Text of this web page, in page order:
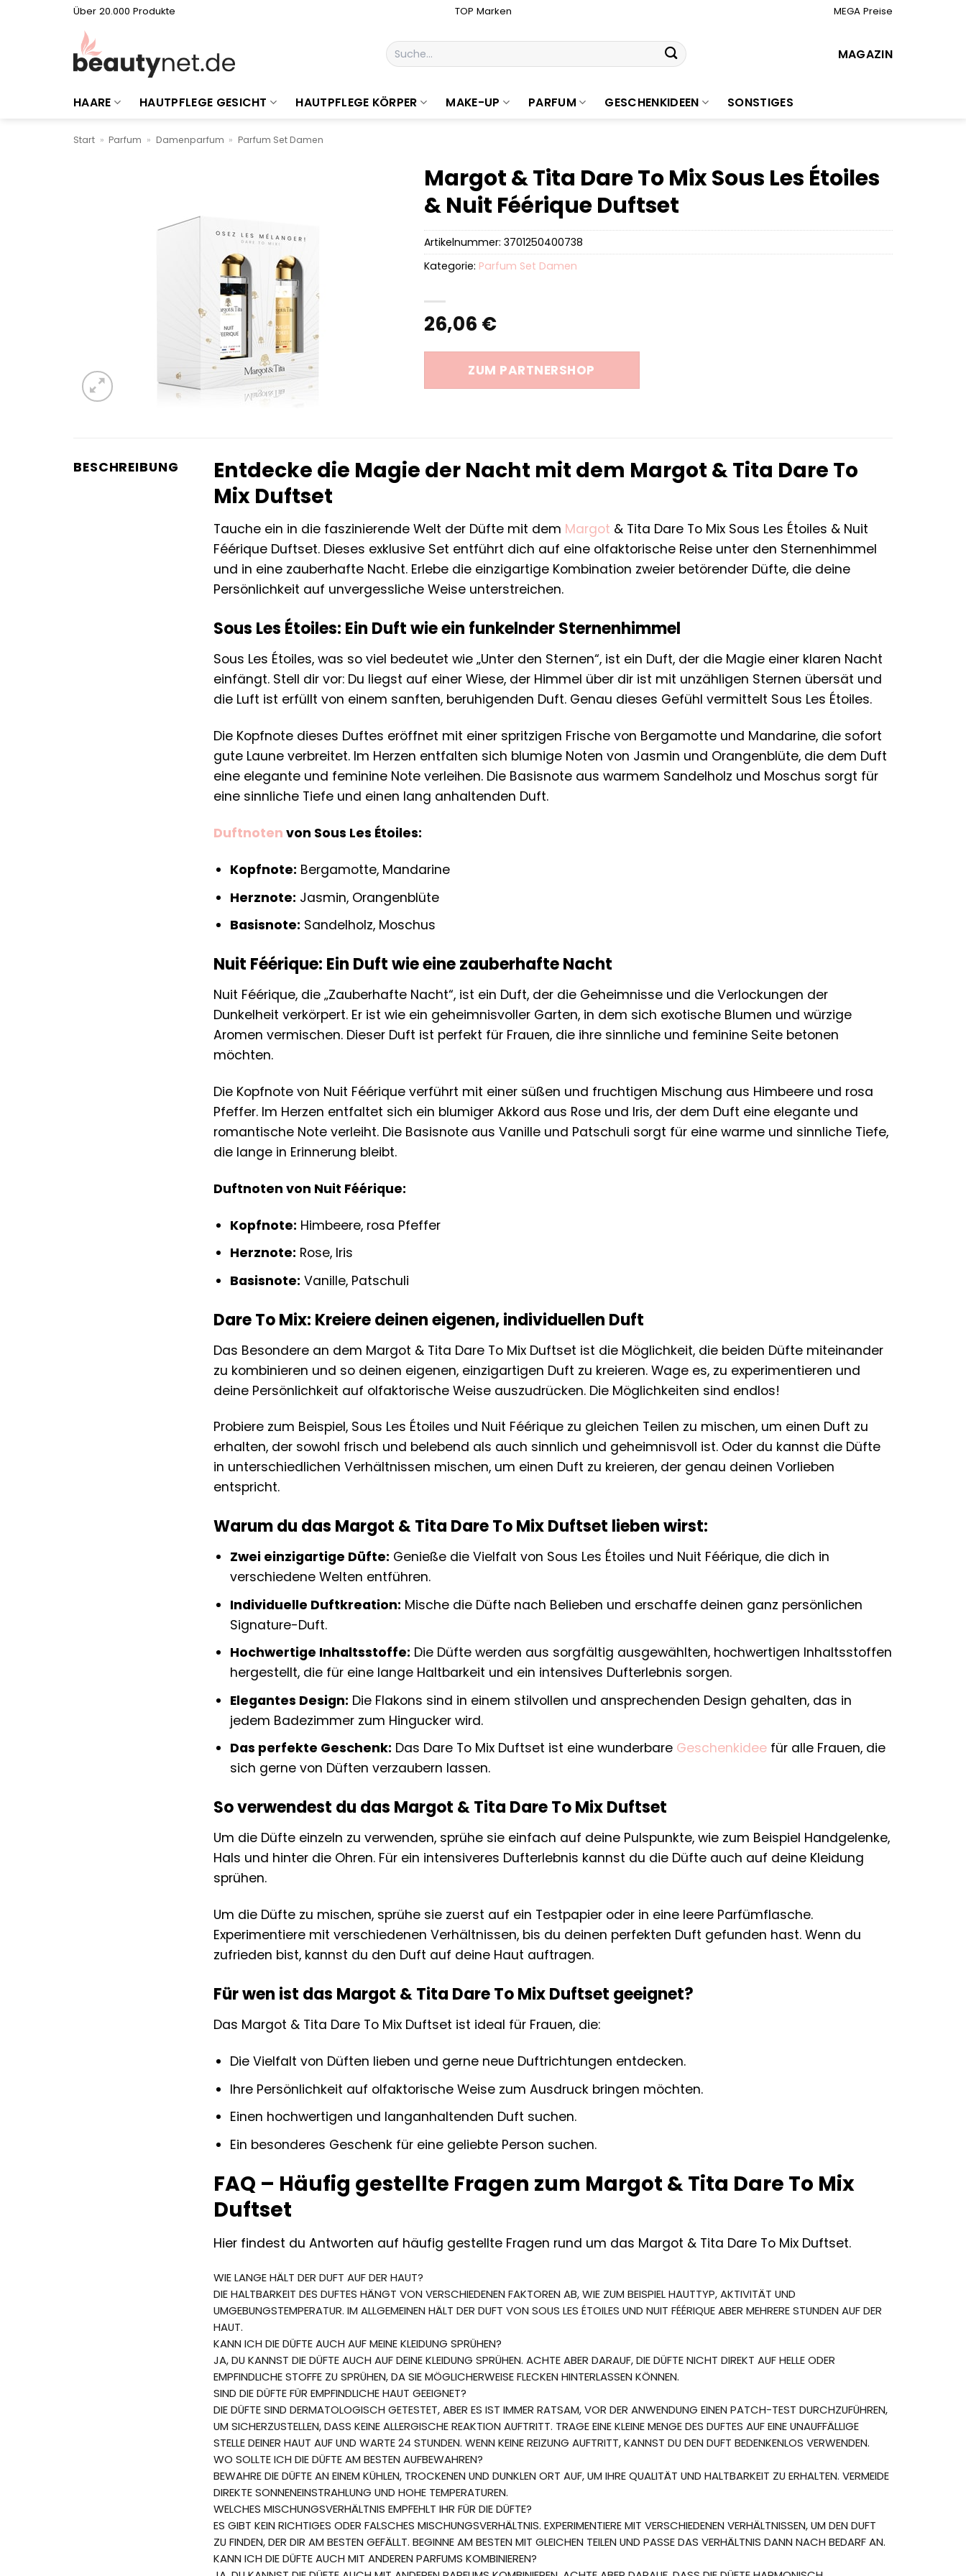
Über 20.000 Produkte TOP Marken MEGA Preise
Suchen
nach:
MAGAZIN
HAARE HAUTPFLEGE GESICHT HAUTPFLEGE KÖRPER MAKE-UP PARFUM GESCHENKIDEEN SONSTIGES
Start » Parfum » Damenparfum » Parfum Set Damen
Margot & Tita Dare To Mix Sous Les Étoiles
& Nuit Féérique Duftset
26,06 €
ZUM PARTNERSHOP
Artikelnummer: 3701250400738
Kategorie: Parfum Set Damen
BESCHREIBUNG
Entdecke die Magie der Nacht mit dem Margot & Tita Dare To
Mix Duftset
Tauche ein in die faszinierende Welt der Düfte mit dem Margot & Tita Dare To Mix Sous Les Étoiles & Nuit
Féérique Duftset. Dieses exklusive Set entführt dich auf eine olfaktorische Reise unter den Sternenhimmel
und in eine zauberhafte Nacht. Erlebe die einzigartige Kombination zweier betörender Düfte, die deine
Persönlichkeit auf unvergessliche Weise unterstreichen.
Sous Les Étoiles: Ein Duft wie ein funkelnder Sternenhimmel
Sous Les Étoiles, was so viel bedeutet wie „Unter den Sternen“, ist ein Duft, der die Magie einer klaren Nacht
einfängt. Stell dir vor: Du liegst auf einer Wiese, der Himmel über dir ist mit unzähligen Sternen übersät und
die Luft ist erfüllt von einem sanften, beruhigenden Duft. Genau dieses Gefühl vermittelt Sous Les Étoiles.
Die Kopfnote dieses Duftes eröffnet mit einer spritzigen Frische von Bergamotte und Mandarine, die sofort
gute Laune verbreitet. Im Herzen entfalten sich blumige Noten von Jasmin und Orangenblüte, die dem Duft
eine elegante und feminine Note verleihen. Die Basisnote aus warmem Sandelholz und Moschus sorgt für
eine sinnliche Tiefe und einen lang anhaltenden Duft.
Duftnoten von Sous Les Étoiles:
Kopfnote: Bergamotte, Mandarine
Herznote: Jasmin, Orangenblüte
Basisnote: Sandelholz, Moschus
Nuit Féérique: Ein Duft wie eine zauberhafte Nacht
Nuit Féérique, die „Zauberhafte Nacht“, ist ein Duft, der die Geheimnisse und die Verlockungen der
Dunkelheit verkörpert. Er ist wie ein geheimnisvoller Garten, in dem sich exotische Blumen und würzige
Aromen vermischen. Dieser Duft ist perfekt für Frauen, die ihre sinnliche und feminine Seite betonen
möchten.
Die Kopfnote von Nuit Féérique verführt mit einer süßen und fruchtigen Mischung aus Himbeere und rosa
Pfeffer. Im Herzen entfaltet sich ein blumiger Akkord aus Rose und Iris, der dem Duft eine elegante und
romantische Note verleiht. Die Basisnote aus Vanille und Patschuli sorgt für eine warme und sinnliche Tiefe,
die lange in Erinnerung bleibt.
Duftnoten von Nuit Féérique:
Kopfnote: Himbeere, rosa Pfeffer
Herznote: Rose, Iris
Basisnote: Vanille, Patschuli
Dare To Mix: Kreiere deinen eigenen, individuellen Duft
Das Besondere an dem Margot & Tita Dare To Mix Duftset ist die Möglichkeit, die beiden Düfte miteinander
zu kombinieren und so deinen eigenen, einzigartigen Duft zu kreieren. Wage es, zu experimentieren und
deine Persönlichkeit auf olfaktorische Weise auszudrücken. Die Möglichkeiten sind endlos!
Probiere zum Beispiel, Sous Les Étoiles und Nuit Féérique zu gleichen Teilen zu mischen, um einen Duft zu
erhalten, der sowohl frisch und belebend als auch sinnlich und geheimnisvoll ist. Oder du kannst die Düfte
in unterschiedlichen Verhältnissen mischen, um einen Duft zu kreieren, der genau deinen Vorlieben
entspricht.
Warum du das Margot & Tita Dare To Mix Duftset lieben wirst:
Zwei einzigartige Düfte: Genieße die Vielfalt von Sous Les Étoiles und Nuit Féérique, die dich in
verschiedene Welten entführen.
Individuelle Duftkreation: Mische die Düfte nach Belieben und erschaffe deinen ganz persönlichen
Signature-Duft.
Hochwertige Inhaltsstoffe: Die Düfte werden aus sorgfältig ausgewählten, hochwertigen Inhaltsstoffen
hergestellt, die für eine lange Haltbarkeit und ein intensives Dufterlebnis sorgen.
Elegantes Design: Die Flakons sind in einem stilvollen und ansprechenden Design gehalten, das in
jedem Badezimmer zum Hingucker wird.
Das perfekte Geschenk: Das Dare To Mix Duftset ist eine wunderbare Geschenkideefür alle Frauen, die
sich gerne von Düften verzaubern lassen.
So verwendest du das Margot & Tita Dare To Mix Duftset
Um die Düfte einzeln zu verwenden, sprühe sie einfach auf deine Pulspunkte, wie zum Beispiel Handgelenke,
Hals und hinter die Ohren. Für ein intensiveres Dufterlebnis kannst du die Düfte auch auf deine Kleidung
sprühen.
Um die Düfte zu mischen, sprühe sie zuerst auf ein Testpapier oder in eine leere Parfümflasche.
Experimentiere mit verschiedenen Verhältnissen, bis du deinen perfekten Duft gefunden hast. Wenn du
zufrieden bist, kannst du den Duft auf deine Haut auftragen.
Für wen ist das Margot & Tita Dare To Mix Duftset geeignet?
Das Margot & Tita Dare To Mix Duftset ist ideal für Frauen, die:
Die Vielfalt von Düften lieben und gerne neue Duftrichtungen entdecken.
Ihre Persönlichkeit auf olfaktorische Weise zum Ausdruck bringen möchten.
Einen hochwertigen und langanhaltenden Duft suchen.
Ein besonderes Geschenk für eine geliebte Person suchen.
FAQ – Häufig gestellte Fragen zum Margot & Tita Dare To Mix
Duftset
Hier findest du Antworten auf häufig gestellte Fragen rund um das Margot & Tita Dare To Mix Duftset.
WIE LANGE HÄLT DER DUFT AUF DER HAUT?
DIE HALTBARKEIT DES DUFTES HÄNGT VON VERSCHIEDENEN FAKTOREN AB, WIE ZUM BEISPIEL HAUTTYP, AKTIVITÄT UND
UMGEBUNGSTEMPERATUR. IM ALLGEMEINEN HÄLT DER DUFT VON SOUS LES ÉTOILES UND NUIT FÉÉRIQUE ABER MEHRERE STUNDEN AUF DER
HAUT.
KANN ICH DIE DÜFTE AUCH AUF MEINE KLEIDUNG SPRÜHEN?
JA, DU KANNST DIE DÜFTE AUCH AUF DEINE KLEIDUNG SPRÜHEN. ACHTE ABER DARAUF, DIE DÜFTE NICHT DIREKT AUF HELLE ODER
EMPFINDLICHE STOFFE ZU SPRÜHEN, DA SIE MÖGLICHERWEISE FLECKEN HINTERLASSEN KÖNNEN.
SIND DIE DÜFTE FÜR EMPFINDLICHE HAUT GEEIGNET?
DIE DÜFTE SIND DERMATOLOGISCH GETESTET, ABER ES IST IMMER RATSAM, VOR DER ANWENDUNG EINEN PATCH-TEST DURCHZUFÜHREN,
UM SICHERZUSTELLEN, DASS KEINE ALLERGISCHE REAKTION AUFTRITT. TRAGE EINE KLEINE MENGE DES DUFTES AUF EINE UNAUFFÄLLIGE
STELLE DEINER HAUT AUF UND WARTE 24 STUNDEN. WENN KEINE REIZUNG AUFTRITT, KANNST DU DEN DUFT BEDENKENLOS VERWENDEN.
WO SOLLTE ICH DIE DÜFTE AM BESTEN AUFBEWAHREN?
BEWAHRE DIE DÜFTE AN EINEM KÜHLEN, TROCKENEN UND DUNKLEN ORT AUF, UM IHRE QUALITÄT UND HALTBARKEIT ZU ERHALTEN. VERMEIDE
DIREKTE SONNENEINSTRAHLUNG UND HOHE TEMPERATUREN.
WELCHES MISCHUNGSVERHÄLTNIS EMPFEHLT IHR FÜR DIE DÜFTE?
ES GIBT KEIN RICHTIGES ODER FALSCHES MISCHUNGSVERHÄLTNIS. EXPERIMENTIERE MIT VERSCHIEDENEN VERHÄLTNISSEN, UM DEN DUFT
ZU FINDEN, DER DIR AM BESTEN GEFÄLLT. BEGINNE AM BESTEN MIT GLEICHEN TEILEN UND PASSE DAS VERHÄLTNIS DANN NACH BEDARF AN.
KANN ICH DIE DÜFTE AUCH MIT ANDEREN PARFUMS KOMBINIEREN?